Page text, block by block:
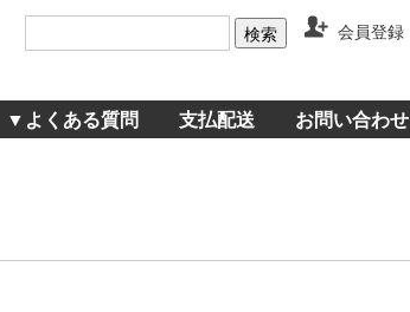
会員登録
▼よくある質問 支払配送 お問い合わせ